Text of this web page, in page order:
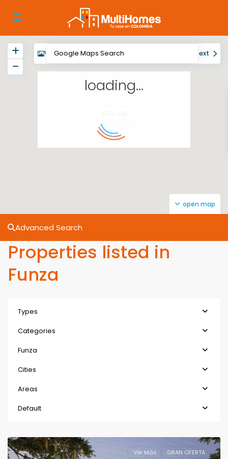
loading...
open map
View My Location Next
Advanced Search
Properties listed in
Funza
Types
Categories
Funza
Cities
Areas
Default
Ver Más GRAN OFERTA